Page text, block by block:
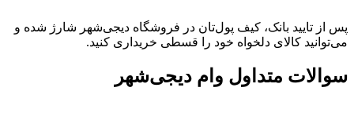
پس از تایید بانک، کیف پول‌تان در فروشگاه دیجی‌شهر شارژ شده و
می‌توانید کالای دلخواه خود را قسطی خریداری کنید.
سوالات متداول وام دیجی‌شهر